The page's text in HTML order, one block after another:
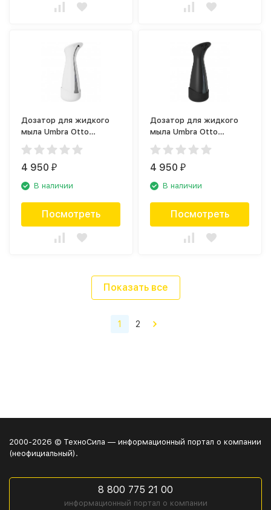
Дозатор для жидкого
мыла Umbra Otto
1016793-910
4 950₽
В наличии
Посмотреть
Дозатор для жидкого
мыла Umbra Otto
1016793-1225
4 950₽
В наличии
Посмотреть
Показать все
1 2
2000-2026 © ТехноСила — информационный портал о компании
(неофициальный).
8 800 775 21 00
информационный портал о компании